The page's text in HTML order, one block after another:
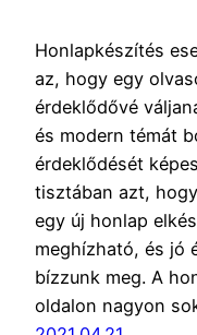
Honlapkészítés
az, hogy egy
érdeklődővé
és modern témát
érdeklődését
tisztában azt,
egy új honlap
meghízható, és jó
bízzunk meg. A
oldalon nagyon